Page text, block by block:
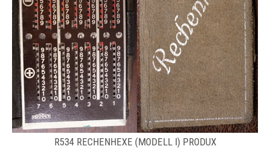
R534 RECHENHEXE (MODELL I) PRODUX